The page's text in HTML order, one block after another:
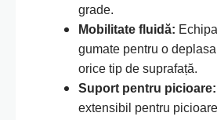
grade.
Mobilitate fluidă:
gumate pentru o
orice tip de suprafață.
Suport pentru picioare:
extensibil pentru